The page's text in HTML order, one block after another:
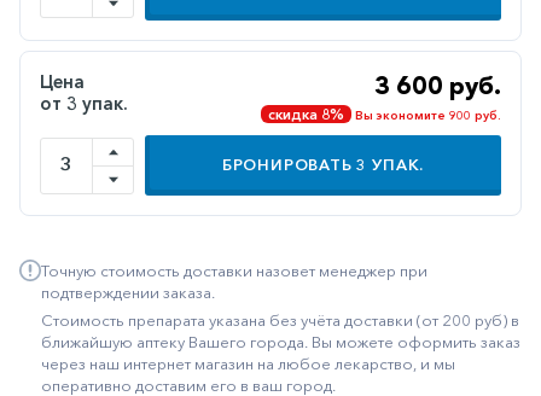
Иммунодепрессанты
Климактерические
Метаболизм
Минеральный
обмен
средства
Неврологические
Остеопороз
Цена
от 3 упак.
3 600 руб.
скидка 8% Вы экономите 900 руб.
БРОНИРОВАТЬ3 УПАК.
Точную стоимость доставки назовет менеджер при
подтверждении заказа.
Стоимость препарата указана без учёта доставки (от 200 руб) в
ближайшую аптеку Вашего города. Вы можете оформить заказ
через наш интернет магазин на любое лекарство, и мы
оперативно доставим его в ваш город.